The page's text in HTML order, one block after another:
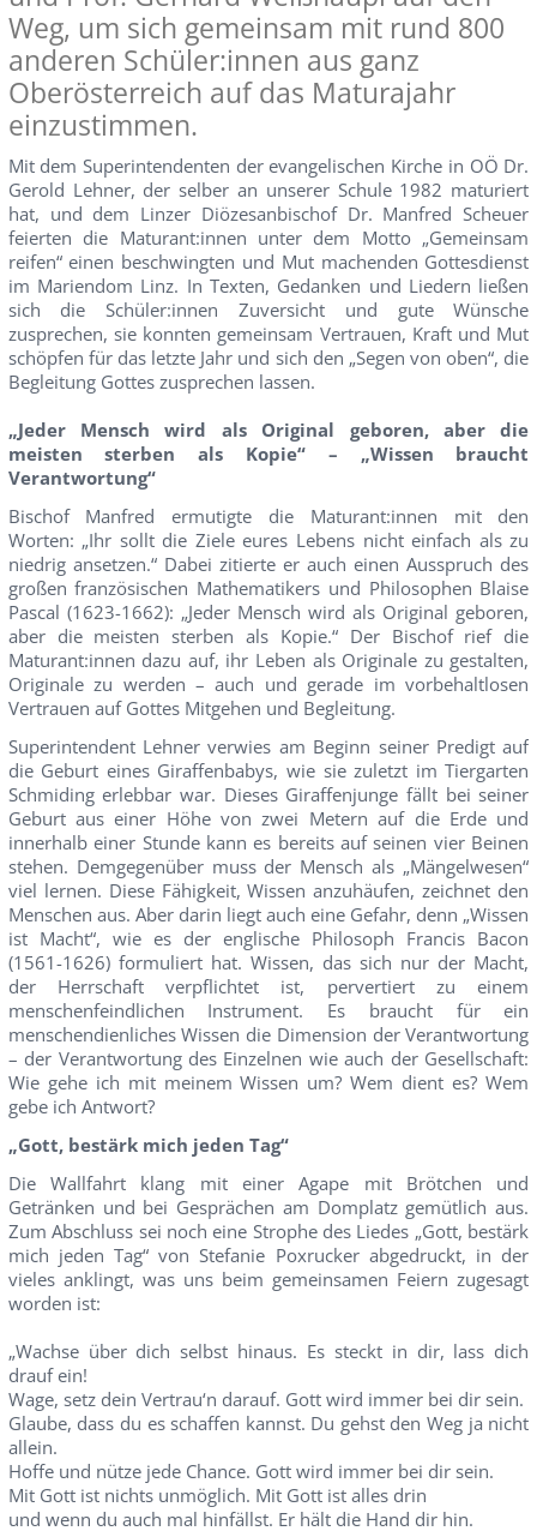
Weg, um sich gemeinsam mit rund 800
anderen Schüler:innen aus ganz
Oberösterreich auf das Maturajahr
einzustimmen.
Mit dem Superintendenten der evangelischen Kirche in OÖ Dr.
Gerold Lehner, der selber an unserer Schule 1982 maturiert
hat, und dem Linzer Diözesanbischof Dr. Manfred Scheuer
feierten die Maturant:innen unter dem Motto „Gemeinsam
reifen“ einen beschwingten und Mut machenden Gottesdienst
im Mariendom Linz. In Texten, Gedanken und Liedern ließen
sich die Schüler:innen Zuversicht und gute Wünsche
zusprechen, sie konnten gemeinsam Vertrauen, Kraft und Mut
schöpfen für das letzte Jahr und sich den „Segen von oben“, die
Begleitung Gottes zusprechen lassen.
„Jeder Mensch wird als Original geboren, aber die
meisten sterben als Kopie“ – „Wissen braucht
Verantwortung“
Bischof Manfred ermutigte die Maturant:innen mit den
Worten: „Ihr sollt die Ziele eures Lebens nicht einfach als zu
niedrig ansetzen.“ Dabei zitierte er auch einen Ausspruch des
großen französischen Mathematikers und Philosophen Blaise
Pascal (1623-1662): „Jeder Mensch wird als Original geboren,
aber die meisten sterben als Kopie.“ Der Bischof rief die
Maturant:innen dazu auf, ihr Leben als Originale zu gestalten,
Originale zu werden – auch und gerade im vorbehaltlosen
Vertrauen auf Gottes Mitgehen und Begleitung.
Superintendent Lehner verwies am Beginn seiner Predigt auf
die Geburt eines Giraffenbabys, wie sie zuletzt im Tiergarten
Schmiding erlebbar war. Dieses Giraffenjunge fällt bei seiner
Geburt aus einer Höhe von zwei Metern auf die Erde und
innerhalb einer Stunde kann es bereits auf seinen vier Beinen
stehen. Demgegenüber muss der Mensch als „Mängelwesen“
viel lernen. Diese Fähigkeit, Wissen anzuhäufen, zeichnet den
Menschen aus. Aber darin liegt auch eine Gefahr, denn „Wissen
ist Macht“, wie es der englische Philosoph Francis Bacon
(1561-1626) formuliert hat. Wissen, das sich nur der Macht,
der Herrschaft verpflichtet ist, pervertiert zu einem
menschenfeindlichen Instrument. Es braucht für ein
menschendienliches Wissen die Dimension der Verantwortung
– der Verantwortung des Einzelnen wie auch der Gesellschaft:
Wie gehe ich mit meinem Wissen um? Wem dient es? Wem
gebe ich Antwort?
„Gott, bestärk mich jeden Tag“
Die Wallfahrt klang mit einer Agape mit Brötchen und
Getränken und bei Gesprächen am Domplatz gemütlich aus.
Zum Abschluss sei noch eine Strophe des Liedes „Gott, bestärk
mich jeden Tag“ von Stefanie Poxrucker abgedruckt, in der
vieles anklingt, was uns beim gemeinsamen Feiern zugesagt
worden ist:
„Wachse über dich selbst hinaus. Es steckt in dir, lass dich
drauf ein!
Wage, setz dein Vertrau‘n darauf. Gott wird immer bei dir sein.
Glaube, dass du es schaffen kannst. Du gehst den Weg ja nicht
allein.
Hoffe und nütze jede Chance. Gott wird immer bei dir sein.
Mit Gott ist nichts unmöglich. Mit Gott ist alles drin
und wenn du auch mal hinfällst. Er hält die Hand dir hin.